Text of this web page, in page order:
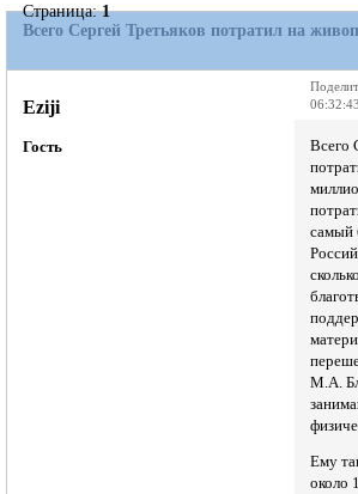
Всего Сергей Третьяков потратил на
Страница:1
06:32:43
Eziji
Гость
Всего
самый
М.А.
Ему
около